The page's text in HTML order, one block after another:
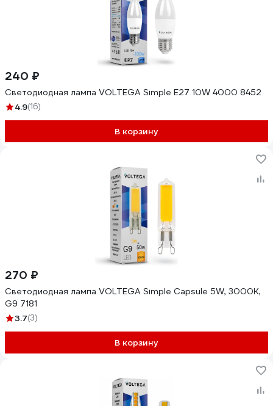
240 ₽
Светодиодная лампа VOLTEGA Simple E27 10W 4000 8452
4.9(16)
В корзину
270 ₽
Светодиодная лампа VOLTEGA Simple Capsule 5W, 3000K,
G9 7181
3.7(3)
В корзину